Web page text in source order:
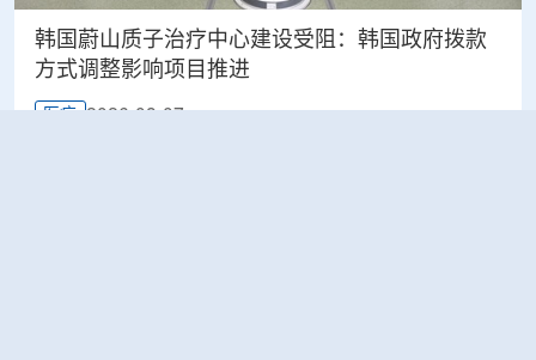
韩国蔚山质子治疗中心建设受阻：韩国政府拨款
方式调整影响项目推进
医疗 2026-08-07